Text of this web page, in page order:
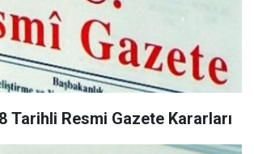
Tarihli Resmi Gazete Kararları